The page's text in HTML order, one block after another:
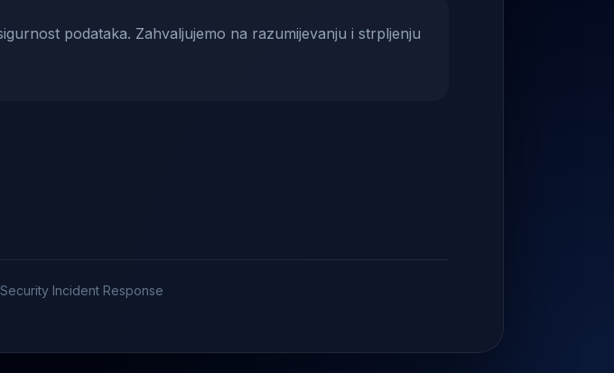
podataka. Zahvaljujemo na razumijevanju i strpljenju
Incident Response